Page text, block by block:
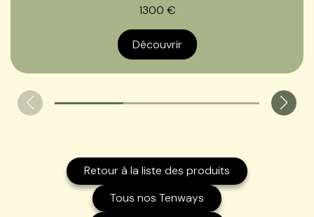
1300 €
Découvrir
Retour à la liste des produits
Tous nos Tenways